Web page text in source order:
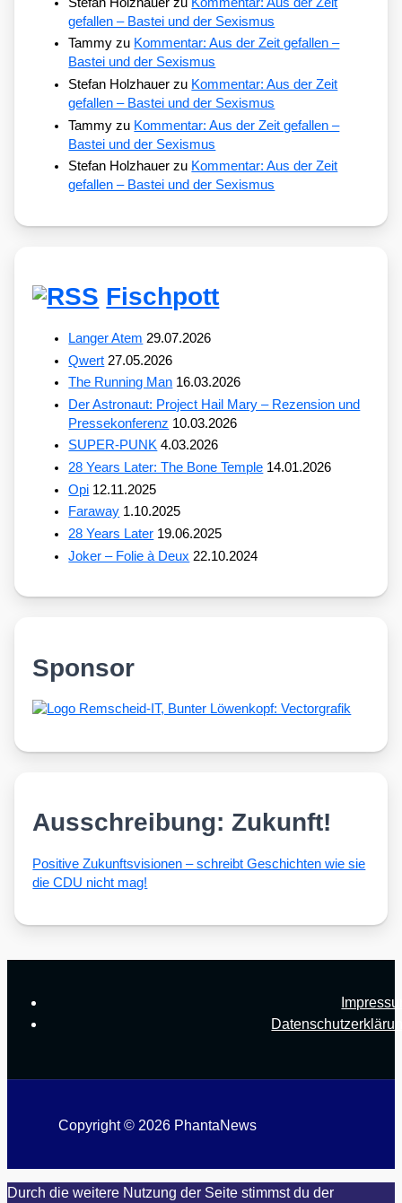
gefallen – Bastei und der Sexismus
Tammy zu Kommentar: Aus der Zeit gefallen –
Bastei und der Sexismus
Stefan Holzhauer zu Kommentar: Aus der Zeit
gefallen – Bastei und der Sexismus
Tammy zu Kommentar: Aus der Zeit gefallen –
Bastei und der Sexismus
Stefan Holzhauer zu Kommentar: Aus der Zeit
gefallen – Bastei und der Sexismus
Fischpott
Langer Atem 29.07.2026
Qwert 27.05.2026
The Running Man 16.03.2026
Der Astronaut: Project Hail Mary – Rezension und
Pressekonferenz 10.03.2026
SUPER-PUNK 4.03.2026
28 Years Later: The Bone Temple 14.01.2026
Opi 12.11.2025
Faraway 1.10.2025
28 Years Later 19.06.2025
Joker – Folie à Deux 22.10.2024
Sponsor
Ausschreibung: Zukunft!
Posi­ti­ve Zukunfts­vi­sio­nen – schreibt Geschich­ten wie sie
die CDU nicht mag!
Copyright © 2026 PhantaNews
Durch die weitere Nutzung der Seite stimmst du der